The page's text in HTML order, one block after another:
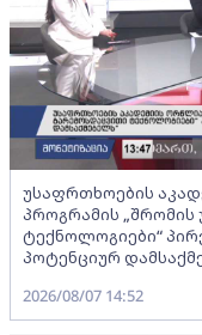
უსაფრთხოების
პროგრამის
ტექნოლოგიები“
პოტენციურ
2026/08/07 14:52